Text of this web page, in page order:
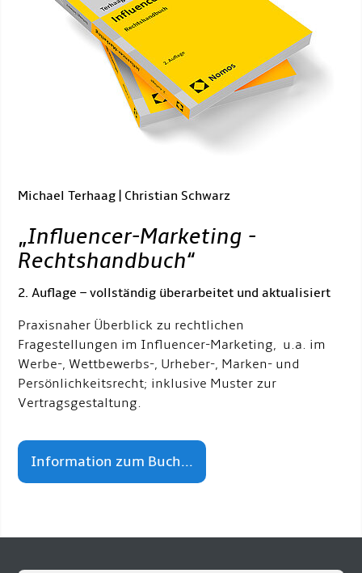
Michael Terhaag | Christian Schwarz
„Influencer-Marketing -
Rechtshandbuch“
2. Auflage – vollständig überarbeitet und aktualisiert
Praxisnaher Überblick zu rechtlichen
Fragestellungen im Influencer-Marketing, u.a. im
Werbe-, Wettbewerbs-, Urheber-, Marken- und
Persönlichkeitsrecht; inklusive Muster zur
Vertragsgestaltung.
Information zum Buch...